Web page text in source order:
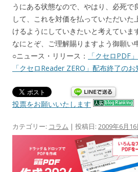
うにある状態なので、やはり、必死で
して、これを対価を払っていただいた
けるようにしていきたいと考えていま
なにとぞ、ご理解賜りますよう御願い
○ニュース・リリース：
「クセロPDF
「クセロReader ZERO」配布終了の
投票をお願いいたします
カテゴリー: コラム | 投稿日: 2009年6月16